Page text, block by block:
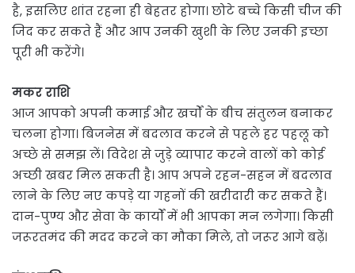
है, इसलिए शांत रहना ही बेहतर होगा। छोटे बच्चे किसी चीज की
जिद कर सकते हैं और आप उनकी खुशी के लिए उनकी इच्छा
पूरी भी करेंगे।
मकर राशि
आज आपको अपनी कमाई और खर्चों के बीच संतुलन बनाकर
चलना होगा। बिजनेस में बदलाव करने से पहले हर पहलू को
अच्छे से समझ लें। विदेश से जुड़े व्यापार करने वालों को कोई
अच्छी खबर मिल सकती है। आप अपने रहन-सहन में बदलाव
लाने के लिए नए कपड़े या गहनों की खरीदारी कर सकते हैं।
दान-पुण्य और सेवा के कार्यों में भी आपका मन लगेगा। किसी
जरूरतमंद की मदद करने का मौका मिले, तो जरूर आगे बढ़ें।